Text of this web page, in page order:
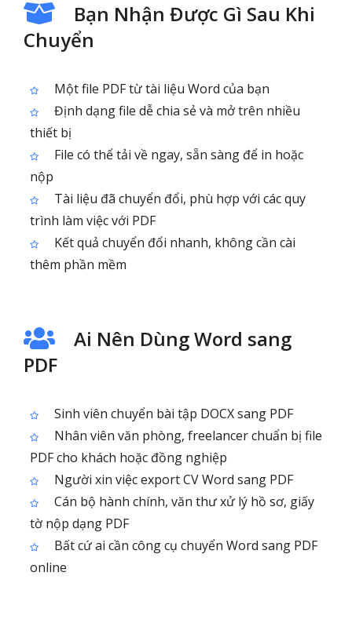
Bạn Nhận Được Gì Sau Khi
Chuyển
Một file PDF từ tài liệu Word của bạn
Định dạng file dễ chia sẻ và mở trên nhiều
thiết bị
File có thể tải về ngay, sẵn sàng để in hoặc
nộp
Tài liệu đã chuyển đổi, phù hợp với các quy
trình làm việc với PDF
Kết quả chuyển đổi nhanh, không cần cài
thêm phần mềm
Ai Nên Dùng Word sang
PDF
Sinh viên chuyển bài tập DOCX sang PDF
Nhân viên văn phòng, freelancer chuẩn bị file
PDF cho khách hoặc đồng nghiệp
Người xin việc export CV Word sang PDF
Cán bộ hành chính, văn thư xử lý hồ sơ, giấy
tờ nộp dạng PDF
Bất cứ ai cần công cụ chuyển Word sang PDF
online